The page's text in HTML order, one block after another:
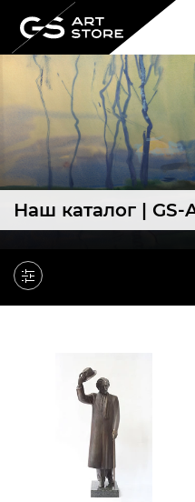
Наш каталог | GS-